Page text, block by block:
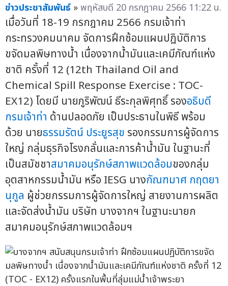
ข่าวประชาสัมพันธ์ »พฤหัสบดี 20 กรกฎาคม 2566 11:22 น.
เมื่อวันที่ 18-19 กรกฎาคม 2566 กรมเจ้าท่า
กระทรวงคมนาคม จัดการฝึกซ้อมแผนปฏิบัติการ
ขจัดมลพิษทางน้ำ เนื่องจากน้ำมันและเคมีภัณฑ์แห่ง
ชาติ ครั้งที่ 12 (12th Thailand Oil and
Chemical Spill Response Exercise : TOC-
EX12) โดยมี นายภูริพัฒน์ ธีระกุลพิศุทธิ์ รองอธิบดี
กรมเจ้าท่า ด้านปลอดภัย เป็นประธานในพิธี พร้อม
ด้วย นายธรรมรัตน์ ประยูรสุข รองกรรมการผู้จัดการ
ใหญ่ กลุ่มธุรกิจโรงกลั่นและการค้าน้ำมัน ในฐานะที่
เป็นสมัชชาสมาคมอนุรักษ์สภาพแวดล้อมของกลุ่ม
อุตสาหกรรมน้ำมัน หรือ IESG นางกัณฑมาศ กฤตยา
นุกูล ผู้ช่วยกรรมการผู้จัดการใหญ่ สายงานการผลิต
และจัดส่งน้ำมัน บริษัท บางจากฯ ในฐานะนายก
สมาคมอนุรักษ์สภาพแวดล้อมฯ